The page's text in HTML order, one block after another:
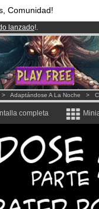
Comunidad!
lanzado!.
Cómics y Mangas!.
al mes!Hazte Premium ya
> Adaptándose A La Noche >
completa